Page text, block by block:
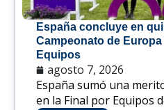
España concluye en
Campeonato de
Equipos
agosto 7, 2026
España sumó una
en la Final por Equipos